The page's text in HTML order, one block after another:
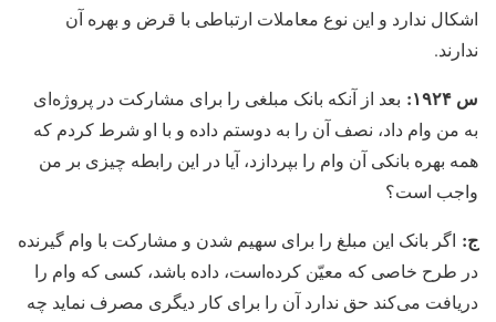
اشکال ندارد و این نوع معاملات ارتباطی با قرض و بهره آن
ندارند.
س ۱۹۲۴:
بعد از آنکه بانک مبلغی را برای مشارکت در پروژه‏‌ای
به من وام داد، نصف آن را به دوستم داده و با او شرط کردم که
همه بهره بانکی آن وام را بپردازد، آیا در این رابطه چیزی بر من
واجب است؟
ج: اگر بانک این مبلغ را برای سهیم شدن و مشارکت با وام گیرنده
در طرح خاصی که معیّن کرده‏‌است، داده باشد، کسی که وام را
دریافت می‏‌کند حق ندارد آن را برای کار دیگری مصرف نماید چه